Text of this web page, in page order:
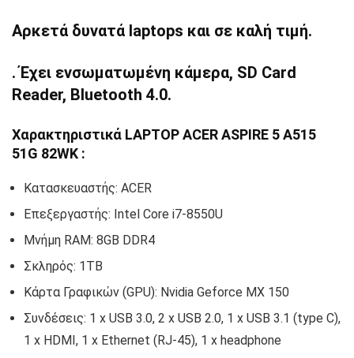
Αρκετά δυνατά laptops και σε καλή τιμή.
. Έχει ενσωματωμένη κάμερα, SD Card
Reader, Bluetooth 4.0.
Χαρακτηριστικά LAPTOP ACER ASPIRE 5 A515
51G 82WK :
Κατασκευαστής: ACER
Επεξεργαστής: Intel Core i7-8550U
Μνήμη RAM: 8GB DDR4
Σκληρός: 1TB
Κάρτα Γραφικών (GPU): Nvidia Geforce MX 150
Συνδέσεις: 1 x USB 3.0, 2 x USB 2.0, 1 x USB 3.1 (type C),
1 x HDMI, 1 x Ethernet (RJ-45), 1 x headphone